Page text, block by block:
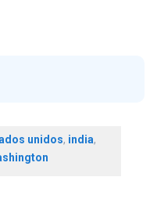
unidos, india,